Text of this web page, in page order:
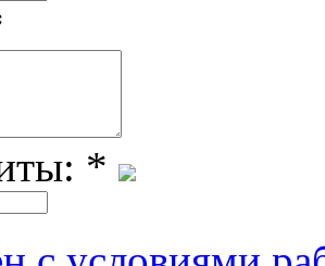
*
i
камера на